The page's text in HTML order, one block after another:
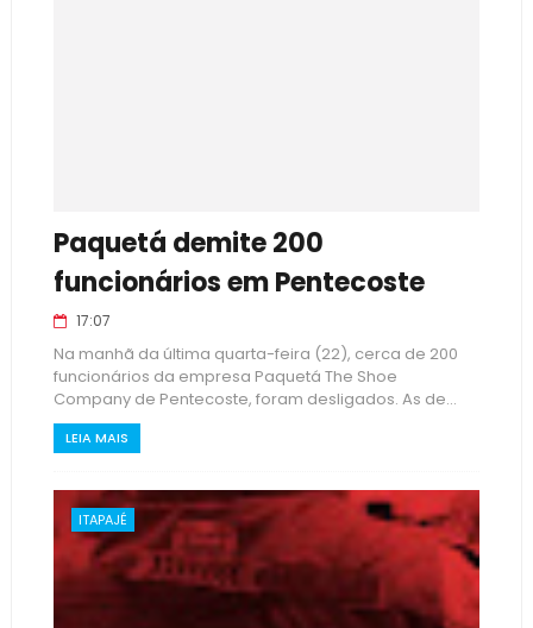
Paquetá demite 200
funcionários em Pentecoste
17:07
Na manhã da última quarta-feira (22), cerca de 200
funcionários da empresa Paquetá The Shoe
Company de Pentecoste, foram desligados. As de...
LEIA MAIS
ITAPAJÉ